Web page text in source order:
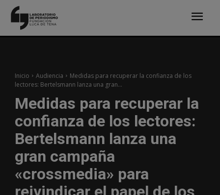
Inicio Audiencia
Medidas para recuperar la confianza de los
lectores: Bertelsmann lanza una gran...
Medidas para recuperar la
confianza de los lectores:
Bertelsmann lanza una
gran campaña
«crossmedia» para